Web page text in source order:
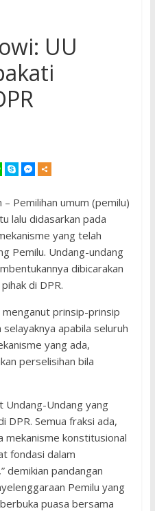
UU
Pemilihan umum (pemilu)
lalu didasarkan pada
yang telah
Pemilu. Undang-undang
dibicarakan
di DPR.
prinsip-prinsip
apabila seluruh
yang ada,
perselisihan bila
Undang-Undang yang
DPR. Semua fraksi ada,
mekanisme konstitusional
fondasi dalam
demikian pandangan
Pemilu yang
puasa bersama